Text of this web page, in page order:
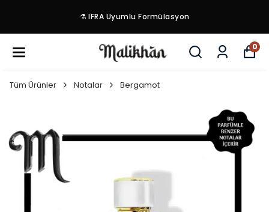
⚗️ IFRA Uyumlu Formülasyon
0
Tüm Ürünler Notalar Bergamot